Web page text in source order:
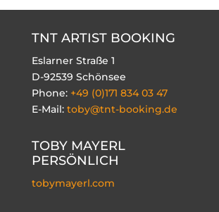
TNT ARTIST BOOKING
Eslarner Straße 1
D-92539 Schönsee
Phone: +49 (0)171 834 03 47
E-Mail: toby@tnt-booking.de
TOBY MAYERL
PERSÖNLICH
tobymayerl.com